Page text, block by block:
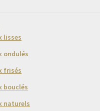
lisses
ondulés
frisés
bouclés
naturels